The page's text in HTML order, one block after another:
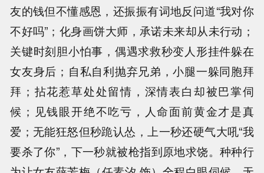
友的钱但不懂感恩，还振振有词地反问道“我对你
不好吗”；化身画饼大师，承诺未来却从未行动；
关键时刻胆小怕事，偶遇求救秒变人形挂件躲在
女友身后；自私自利抛弃兄弟，小腿一躲同胞拜
拜；拈花惹草处处留情，深情表白却被巴掌伺
候；见钱眼开绝不吃亏，人命面前黄金才是真
爱；无能狂怒但秒跪认怂，上一秒还硬气大吼“我
要杀了你”，下一秒就被枪指到原地求饶。种种行